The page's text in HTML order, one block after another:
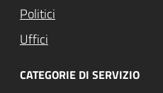
Politici
Uffici
CATEGORIE DI SERVIZIO